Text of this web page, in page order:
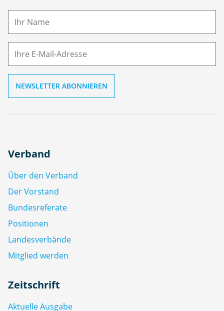
M
Verband
Über den Verband
Der Vorstand
Bundesreferate
Positionen
Landesverbände
Mitglied werden
Zeitschrift
Aktuelle Ausgabe